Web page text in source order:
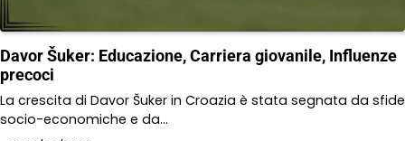
Davor Šuker: Educazione, Carriera giovanile, Influenze
precoci
La crescita di Davor Šuker in Croazia è stata segnata da sfide
socio-economiche e da…